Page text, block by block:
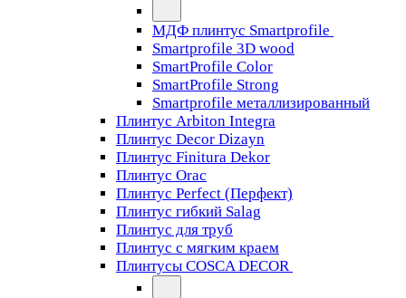
МДФ плинтус Smartprofile
Smartprofile 3D wood
SmartProfile Color
SmartProfile Strong
Smartprofile металлизированный
Плинтус Arbiton Integra
Плинтус Decor Dizayn
Плинтус Finitura Dekor
Плинтус Orac
Плинтус Perfect (Перфект)
Плинтус гибкий Salag
Плинтус для труб
Плинтус с мягким краем
Плинтусы COSCA DECOR